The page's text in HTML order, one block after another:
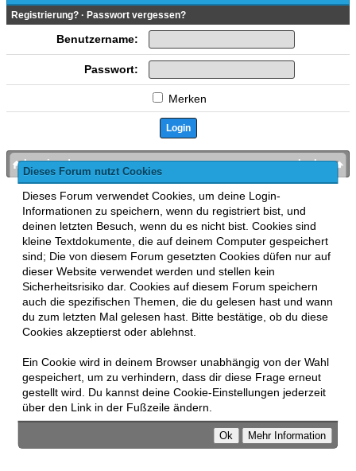
Dieses Forum nutzt Cookies
Dieses Forum verwendet Cookies, um deine Login-
Informationen zu speichern, wenn du registriert bist, und
deinen letzten Besuch, wenn du es nicht bist. Cookies sind
kleine Textdokumente, die auf deinem Computer gespeichert
sind; Die von diesem Forum gesetzten Cookies düfen nur auf
dieser Website verwendet werden und stellen kein
Sicherheitsrisiko dar. Cookies auf diesem Forum speichern
auch die spezifischen Themen, die du gelesen hast und wann
du zum letzten Mal gelesen hast. Bitte bestätige, ob du diese
Cookies akzeptierst oder ablehnst.
Ein Cookie wird in deinem Browser unabhängig von der Wahl
gespeichert, um zu verhindern, dass dir diese Frage erneut
gestellt wird. Du kannst deine Cookie-Einstellungen jederzeit
über den Link in der Fußzeile ändern.
Registrierung? · Passwort vergessen?
Benutzername:
Passwort:
Merken
nach oben
bronies.de
MyBB , mobile Fassung: MyBB GoMobile
Zur Desktop-Version wechseln
This forum usesLukasz TkaczMyBB addons.